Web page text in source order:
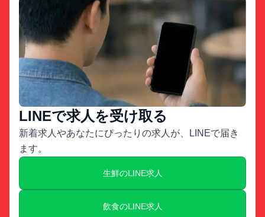
LINEで求人を受け取る
新着求人やあなたにぴったりの求人が、LINEで届き
ます。
生鮮のLINE求人
飲食のLINE求人